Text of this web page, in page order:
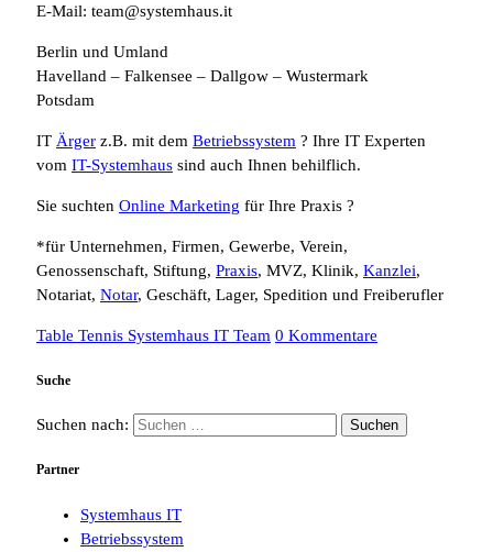
E-Mail: team@systemhaus.it
Berlin und Umland
Havelland – Falkensee – Dallgow – Wustermark
Potsdam
IT Ärger z.B. mit dem Betriebssystem ? Ihre IT Experten
vom IT-Systemhaus sind auch Ihnen behilflich.
Sie suchten Online Marketing für Ihre Praxis ?
*für Unternehmen, Firmen, Gewerbe, Verein,
Genossenschaft, Stiftung, Praxis, MVZ, Klinik, Kanzlei,
Notariat, Notar, Geschäft, Lager, Spedition und Freiberufler
Table Tennis Systemhaus IT Team 0 Kommentare
Suche
Suchen nach:
Partner
Systemhaus IT
Betriebssystem